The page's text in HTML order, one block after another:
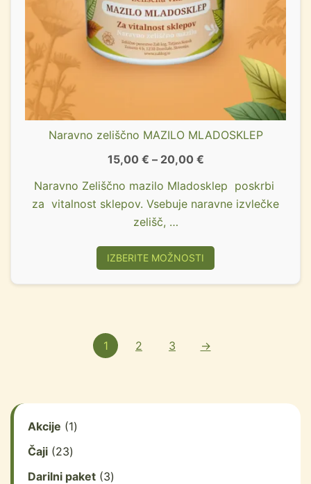
Naravno zeliščno MAZILO MLADOSKLEP
15,00 € – 20,00 €
Naravno Zeliščno mazilo Mladosklep poskrbi
za vitalnost sklepov. Vsebuje naravne izvlečke
zelišč, …
IZBERITE MOŽNOSTI
1 2 3 →
Akcije
1
Čaji 23
Darilni paket 3